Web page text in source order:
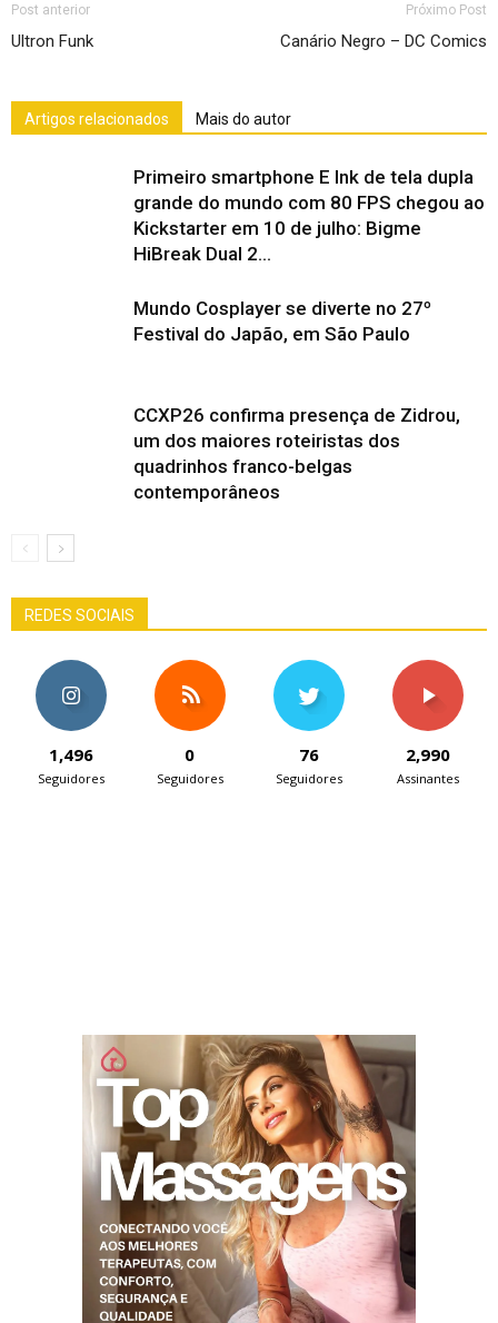
Post anterior
Ultron Funk
Próximo Post
Canário Negro – DC Comics
Artigos relacionados Mais do autor
Primeiro smartphone E Ink de tela dupla
grande do mundo com 80 FPS chegou ao
Kickstarter em 10 de julho: Bigme
HiBreak Dual 2...
Mundo Cosplayer se diverte no 27º
Festival do Japão, em São Paulo
CCXP26 confirma presença de Zidrou,
um dos maiores roteiristas dos
quadrinhos franco-belgas
contemporâneos
REDES SOCIAIS
1,496
Seguidores
0
Seguidores
76
Seguidores
2,990
Assinantes